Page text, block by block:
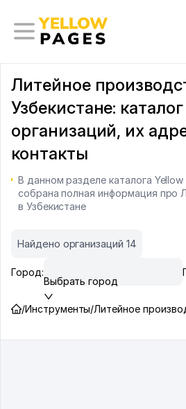
Литейное
Узбекистане:
организаций, их
контакты
В данном разделе каталога
собрана полная информация про
в Узбекистане
Найдено организаций 14
Город:
Выбрать город
/Инструменты/Литейное